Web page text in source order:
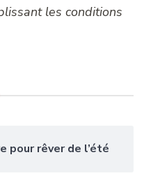
les conditions
pour rêver de l’été